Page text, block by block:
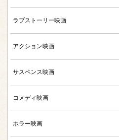
ラブストーリー映画
アクション映画
サスペンス映画
コメディ映画
ホラー映画